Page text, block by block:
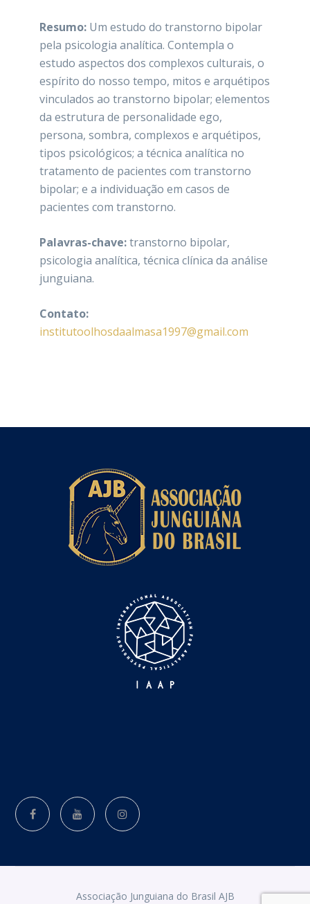
Resumo: Um estudo do transtorno bipolar
pela psicologia analítica. Contempla o
estudo aspectos dos complexos culturais, o
espírito do nosso tempo, mitos e arquétipos
vinculados ao transtorno bipolar; elementos
da estrutura de personalidade ego,
persona, sombra, complexos e arquétipos,
tipos psicológicos; a técnica analítica no
tratamento de pacientes com transtorno
bipolar; e a individuação em casos de
pacientes com transtorno.
Palavras-chave:transtorno bipolar,
psicologia analítica, técnica clínica da análise
junguiana.
Contato:
institutoolhosdaalmasa1997@gmail.com
Associação Junguiana do Brasil AJB